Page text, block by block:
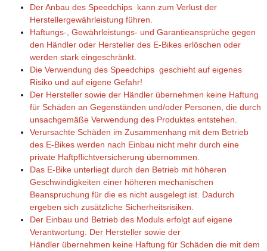
Der Anbau des Speedchips kann zum Verlust der
Herstellergewährleistung führen.
Haftungs-, Gewährleistungs- und Garantieansprüche gegen
den Händler oder Hersteller des E-Bikes erlöschen oder
werden stark eingeschränkt.
Die Verwendung des Speedchips geschieht auf eigenes
Risiko und auf eigene Gefahr!
Der Hersteller sowie der Händler übernehmen keine Haftung
für Schäden an Gegenständen und/oder Personen, die durch
unsachgemäße Verwendung des Produktes entstehen.
Verursachte Schäden im Zusammenhang mit dem Betrieb
des E-Bikes werden nach Einbau nicht mehr durch eine
private Haftpflichtversicherung übernommen.
Das E-Bike unterliegt durch den Betrieb mit höheren
Geschwindigkeiten einer höheren mechanischen
Beanspruchung für die es nicht ausgelegt ist. Dadurch
ergeben sich zusätzliche Sicherheitsrisiken.
Der Einbau und Betrieb des Moduls erfolgt auf eigene
Verantwortung. Der Hersteller sowie der
Händler übernehmen keine Haftung für Schäden die mit dem